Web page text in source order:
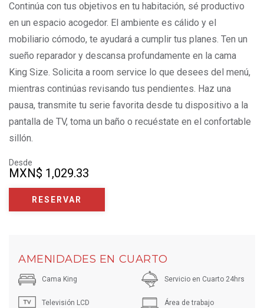
Continúa con tus objetivos en tu habitación, sé productivo
en un espacio acogedor. El ambiente es cálido y el
mobiliario cómodo, te ayudará a cumplir tus planes. Ten un
sueño reparador y descansa profundamente en la cama
King Size. Solicita a room service lo que desees del menú,
mientras continúas revisando tus pendientes. Haz una
pausa, transmite tu serie favorita desde tu dispositivo a la
pantalla de TV, toma un baño o recuéstate en el confortable
sillón.
Desde
MXN$ 1,029.33
RESERVAR
AMENIDADES EN CUARTO
Cama King Servicio en Cuarto 24hrs
Televisión LCD Área de trabajo